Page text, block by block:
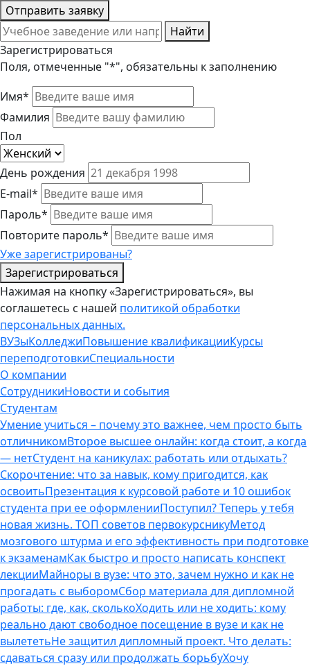
Отправить заявку
Найти
Зарегистрироваться
Поля, отмеченные "*", обязательны к заполнению
Имя*
Фамилия
Пол
День рождения
E-mail*
Пароль*
Повторите пароль*
Уже зарегистрированы?
Зарегистрироваться
Нажимая на кнопку «Зарегистрироваться», вы
соглашетесь с нашей политикой обработки
персональных данных.
ВУЗыКолледжиПовышение квалификацииКурсы
переподготовкиСпециальности
О компании
СотрудникиНовости и события
Студентам
Умение учиться – почему это важнее, чем просто быть
отличникомВторое высшее онлайн: когда стоит, а когда
— нетСтудент на каникулах: работать или отдыхать?
Скорочтение: что за навык, кому пригодится, как
освоитьПрезентация к курсовой работе и 10 ошибок
студента при ее оформленииПоступил? Теперь у тебя
новая жизнь. ТОП советов первокурсникуМетод
мозгового штурма и его эффективность при подготовке
к экзаменамКак быстро и просто написать конспект
лекцииМайноры в вузе: что это, зачем нужно и как не
прогадать с выборомСбор материала для дипломной
работы: где, как, сколькоХодить или не ходить: кому
реально дают свободное посещение в вузе и как не
вылететьНе защитил дипломный проект. Что делать:
сдаваться сразу или продолжать борьбуХочу